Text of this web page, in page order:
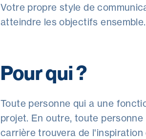
Votre propre style de
atteindre les objectifs ensemble.
Pour qui ?
Toute personne qui a une
projet. En outre, toute
carrière trouvera de